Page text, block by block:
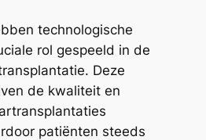
technologische
rol gespeeld in de
Deze
de kwaliteit en
patiënten steeds